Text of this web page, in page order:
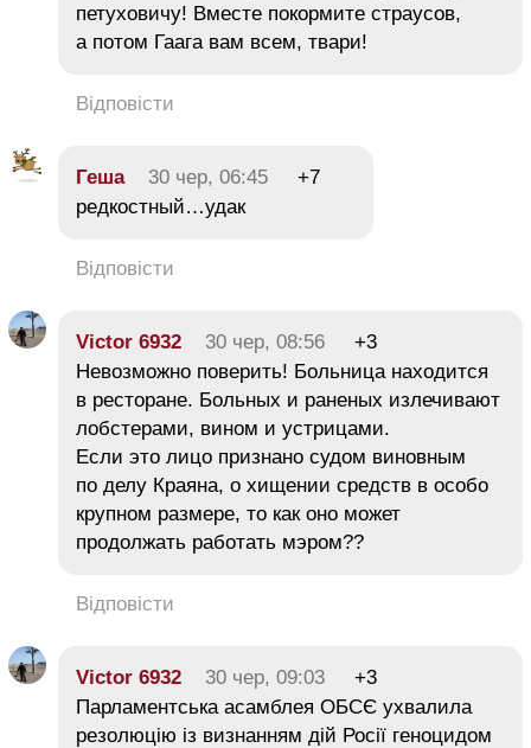
петуховичу! Вместе покормите страусов,
а потом Гаага вам всем, твари!
Відповісти
Геша 30 чер, 06:45
+7
редкостный…удак
Відповісти
Victor 6932 30 чер, 08:56
+3
Невозможно поверить! Больница находится
в ресторане. Больных и раненых излечивают
лобстерами, вином и устрицами.
Если это лицо признано судом виновным
по делу Краяна, о хищении средств в особо
крупном размере, то как оно может
продолжать работать мэром??
Відповісти
Victor 6932 30 чер, 09:03
+3
Парламентська асамблея ОБСЄ ухвалила
резолюцію із визнанням дій Росії геноцидом